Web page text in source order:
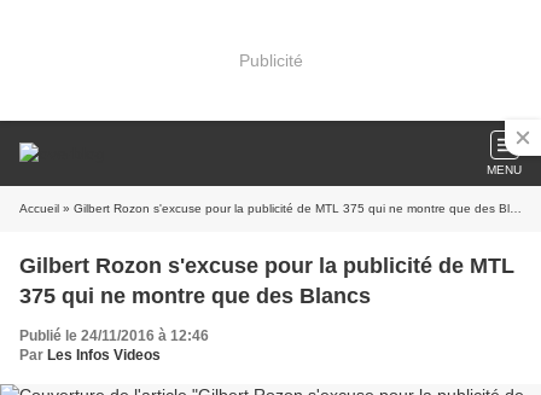
Publicité
MENU
Accueil » Gilbert Rozon s'excuse pour la publicité de MTL 375 qui ne montre que des Blancs
Gilbert Rozon s'excuse pour la publicité de MTL
375 qui ne montre que des Blancs
Publié le 24/11/2016 à 12:46
Par Les Infos Videos